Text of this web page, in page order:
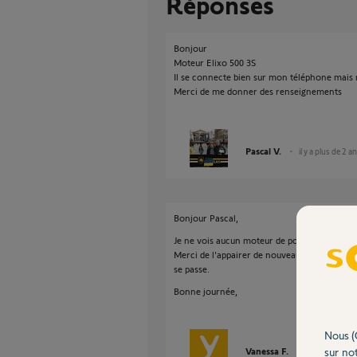
Bonjour
Moteur Elixo 500 3S
Il se connecte bien sur mon téléphone mais
Merci de me donner des renseignements
Pascal V. il y a plus de 2
Bonjour Pascal,
Je ne vois aucun moteur de portail appairé
Merci de l'appairer de nouveau et d'essayé
se passe.
Bonne journée,
Vanessa F. il y a plus de 2
Nous
sur